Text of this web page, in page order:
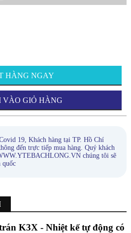
HÀNG NGAY
VÀO GIỎ HÀNG
19, Khách hàng tại TP. Hồ Chí
đến trực tiếp mua hàng. Quý khách
chúng tôi sẽ
quốc
K3X - Nhiệt kế tự động có